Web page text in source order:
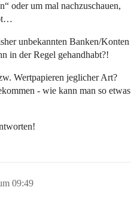
oder um mal nachzuschauen,
unbekannten Banken/Konten
in der Regel gehandhabt?!
Wertpapieren jeglicher Art?
- wie kann man so etwas
09:49